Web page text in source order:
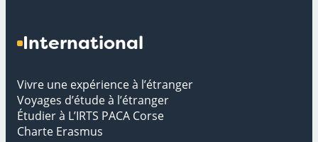
International
Vivre une expérience à l’étranger
Voyages d’étude à l’étranger
Étudier à L’IRTS PACA Corse
Charte Erasmus